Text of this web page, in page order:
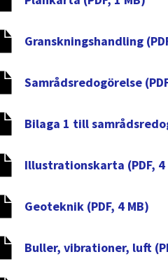
Granskningshandling
Samrådsredogörelse
Bilaga 1 till
Illustrationskarta (PDF, 4
Geoteknik (PDF, 4 MB)
Buller, vibrationer, luft